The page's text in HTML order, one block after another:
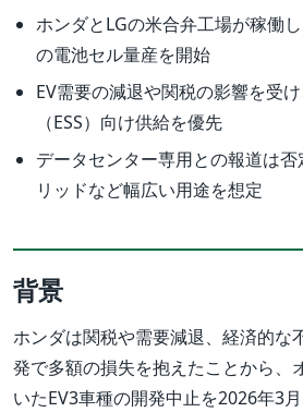
ホンダとLGの米合弁工場が稼働
の電池セル量産を開始
EV需要の減退や関税の影響を受
（ESS）向け供給を優先
データセンター専用との報道は
リッドなど幅広い用途を想定
背景
ホンダは関税や需要減退、経済的な
発で多額の損失を抱えたことから、
いたEV3車種の開発中止を2026年3